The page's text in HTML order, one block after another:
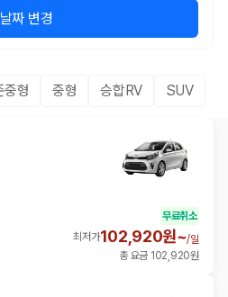
날짜 변경
중형 중형 승합RV SUV
무료취소
최저가102,920원~/일
총 요금 102,920원